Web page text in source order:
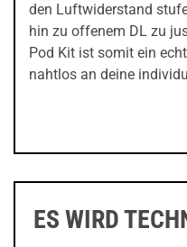
den Luftwiderstand
hin zu offenem DL zu
Pod Kit ist somit ein
nahtlos an deine
ES WIRD